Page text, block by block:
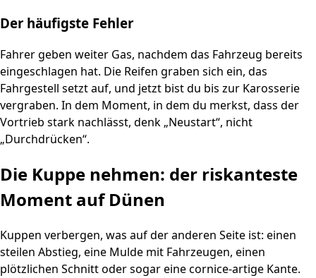
Der häufigste Fehler
Fahrer geben weiter Gas, nachdem das Fahrzeug bereits
eingeschlagen hat. Die Reifen graben sich ein, das
Fahrgestell setzt auf, und jetzt bist du bis zur Karosserie
vergraben. In dem Moment, in dem du merkst, dass der
Vortrieb stark nachlässt, denk „Neustart“, nicht
„Durchdrücken“.
Die Kuppe nehmen: der riskanteste
Moment auf Dünen
Kuppen verbergen, was auf der anderen Seite ist: einen
steilen Abstieg, eine Mulde mit Fahrzeugen, einen
plötzlichen Schnitt oder sogar eine cornice‑artige Kante.